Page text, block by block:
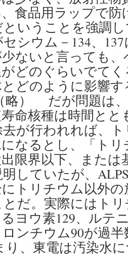
食品用ラップで
いうことを強調
シウム－134、
ないと言っても
どのぐらいでて
どのように影響
略） だが問題は
命核種は時間とと
が行われれば、
なるとし、「ト
限界以下、または
していたが、
トリチウム以外
だ。実際にはト
ヨウ素129、ルテ
ンチウム90が過
り、東電は汚染水